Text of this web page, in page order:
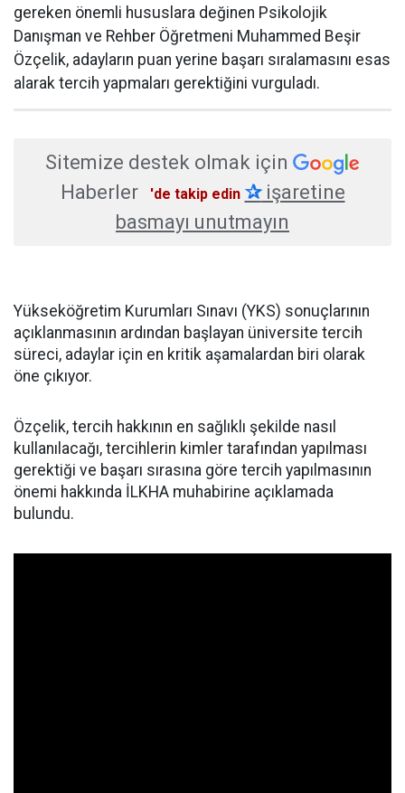
gereken önemli hususlara değinen Psikolojik
Danışman ve Rehber Öğretmeni Muhammed Beşir
Özçelik, adayların puan yerine başarı sıralamasını esas
alarak tercih yapmaları gerektiğini vurguladı.
Sitemize destek olmak için
Haberler
'de takip edin ✰işaretine
basmayı unutmayın
Yükseköğretim Kurumları Sınavı (YKS) sonuçlarının
açıklanmasının ardından başlayan üniversite tercih
süreci, adaylar için en kritik aşamalardan biri olarak
öne çıkıyor.
Özçelik, tercih hakkının en sağlıklı şekilde nasıl
kullanılacağı, tercihlerin kimler tarafından yapılması
gerektiği ve başarı sırasına göre tercih yapılmasının
önemi hakkında İLKHA muhabirine açıklamada
bulundu.